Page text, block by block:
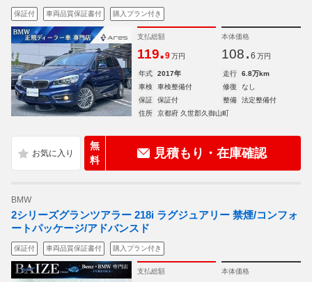
保証付 車両品質保証書付 購入プラン付き
支払総額
119.9 万円
本体価格
108. 6 万円
年式 2017年 走行
6.8万km
車検
車検整備付 修復
なし
保証
保証付 整備
法定整備付
住所
京都府 久世郡久御山町
無
料
見積もり・在庫確認
BMW
2シリーズグランツアラー 218i ラグジュアリー 禁煙/コンフォ
ートパッケージ/アドバンスド
保証付 車両品質保証書付 購入プラン付き
支払総額 本体価格